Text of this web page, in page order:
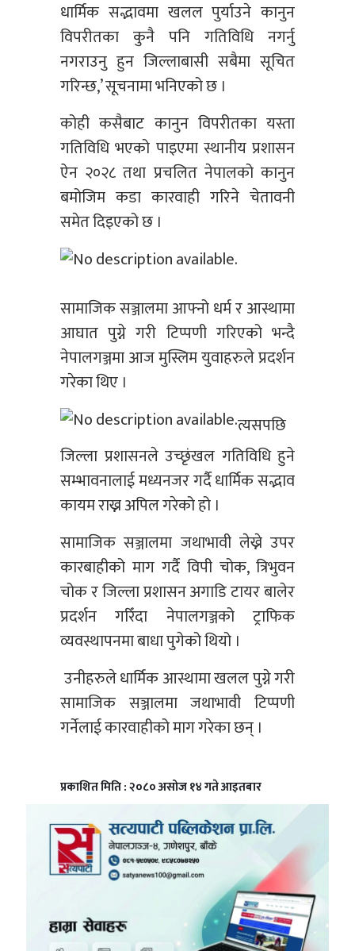
धार्मिक सद्भावमा खलल पुर्याउने कानुन
विपरीतका कुनै पनि गतिविधि नगर्नु
नगराउनु हुन जिल्लाबासी सबैमा सूचित
गरिन्छ,’ सूचनामा भनिएको छ ।
कोही कसैबाट कानुन विपरीतका यस्ता
गतिविधि भएको पाइएमा स्थानीय प्रशासन
ऐन २०२८ तथा प्रचलित नेपालको कानुन
बमोजिम कडा कारवाही गरिने चेतावनी
समेत दिइएको छ ।
सामाजिक सञ्जालमा आफ्नो धर्म र आस्थामा
आघात पुग्ने गरी टिप्पणी गरिएको भन्दै
नेपालगञ्जमा आज मुस्लिम युवाहरुले प्रदर्शन
गरेका थिए ।
त्यसपछि
जिल्ला प्रशासनले उच्छृंखल गतिविधि हुने
सम्भावनालाई मध्यनजर गर्दै धार्मिक सद्भाव
कायम राख्न अपिल गरेको हो ।
सामाजिक सञ्जालमा जथाभावी लेख्ने उपर
कारबाहीको माग गर्दै विपी चोक, त्रिभुवन
चोक र जिल्ला प्रशासन अगाडि टायर बालेर
प्रदर्शन गरिँदा नेपालगञ्जको ट्राफिक
व्यवस्थापनमा बाधा पुगेको थियो ।
उनीहरुले धार्मिक आस्थामा खलल पुग्ने गरी
सामाजिक सञ्जालमा जथाभावी टिप्पणी
गर्नेलाई कारवाहीको माग गरेका छन् ।
प्रकाशित मिति : २०८० असोज १४ गते आइतबार